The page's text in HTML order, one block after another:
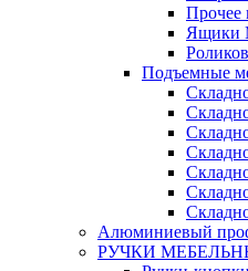
Ящики
Подъемные
Алюминиевый
РУЧКИ